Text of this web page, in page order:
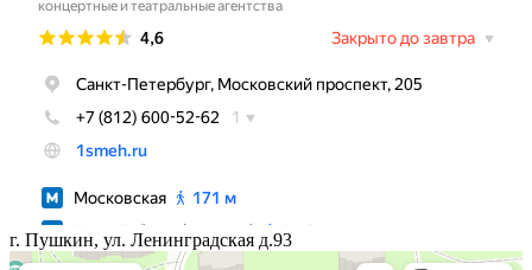
г. Пушкин, ул. Ленинградская д.93
Иван Да Марья